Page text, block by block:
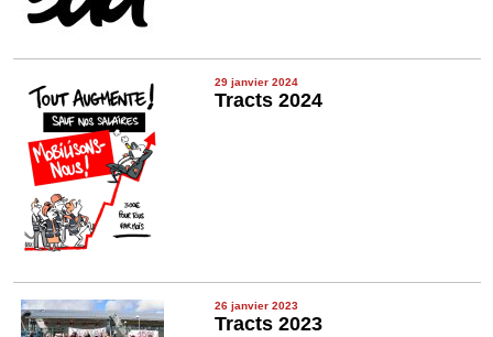
29 janvier 2024
Tracts 2024
26 janvier 2023
Tracts 2023